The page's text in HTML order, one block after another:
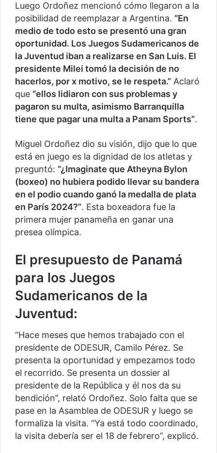
Luego Ordoñez mencionó cómo llegaron a la
posibilidad de reemplazar a Argentina. “En
medio de todo esto se presentó una gran
oportunidad. Los Juegos Sudamericanos de
la Juventud iban a realizarse en San Luis. El
presidente Milei tomó la decisión de no
hacerlos, por x motivo, se le respeta.” Aclaró
que “ellos lidiaron con sus problemas y
pagaron su multa, asimismo Barranquilla
tiene que pagar una multa a Panam Sports”.
Miguel Ordoñez dio su visión, dijo que lo que
está en juego es la dignidad de los atletas y
preguntó: “¿Imaginate que Atheyna Bylon
(boxeo) no hubiera podido llevar su bandera
en el podio cuando ganó la medalla de plata
en París 2024?”. Esta boxeadora fue la
primera mujer panameña en ganar una
presea olímpica.
El presupuesto de Panamá
para los Juegos
Sudamericanos de la
Juventud:
“Hace meses que hemos trabajado con el
presidente de ODESUR, Camilo Pérez. Se
presenta la oportunidad y empezamos todo
el recorrido. Se presenta un dossier al
presidente de la República y él nos da su
bendición”, relató Ordoñez. Solo falta que se
pase en la Asamblea de ODESUR y luego se
formaliza la visita. “Ya está todo coordinado,
la visita debería ser el 18 de febrero”, explicó.